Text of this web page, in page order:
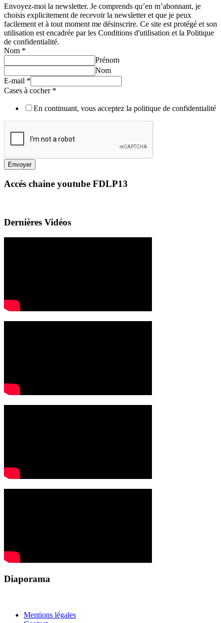
Envoyez-moi la newsletter. Je comprends qu’en m’abonnant, je
choisis explicitement de recevoir la newsletter et que je peux
facilement et à tout moment me désinscrire. Ce site est protégé et son
utilisation est encadrée par les Conditions d'utilisation et la Politique
de confidentialité.
Nom *
Prénom
Nom
E-mail *
Cases à cocher *
En continuant, vous acceptez la politique de confidentialité
Envoyer
Accés chaine youtube FDLP13
Dernières Vidéos
Diaporama
Mentions légales